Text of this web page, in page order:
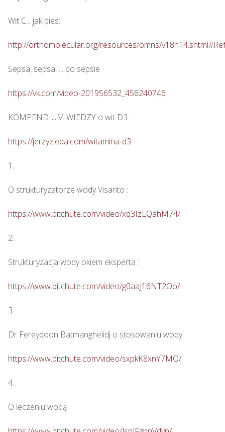
Wit C... jak pies:
http://orthomolecular.org/resources/omns/
Sepsa, sepsa i... po sepsie
https://vk.com/video-201956532_456240746
KOMPENDIUM WIEDZY o wit D3.
https://jerzyzieba.com/witamina-d3
1.
O strukturyzatorze wody Visanto :
https://www.bitchute.com/video/xq3IzLQahM74/
2.
Strukturyzacja wody okiem eksperta :
https://www.bitchute.com/video/g0aaJ16NT2Oo/
3.
Dr Fereydoon Batmanghelidj o stosowaniu wody
https://www.bitchute.com/video/sxpkK8xnY7MO/
4.
O leczeniu wodą